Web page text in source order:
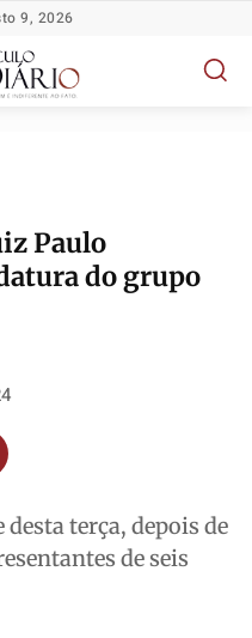
9, 2026
Paulo
do grupo
terça, depois de
de seis